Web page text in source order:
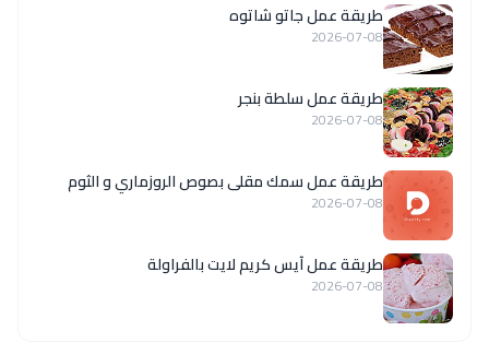
طريقة عمل جاتو شاتوه
2026-07-08
طريقة عمل سلطة بنجر
2026-07-08
طريقة عمل سمك مقلى بصوص الروزماري و الثوم
2026-07-08
طريقة عمل آيس كريم لايت بالفراولة
2026-07-08